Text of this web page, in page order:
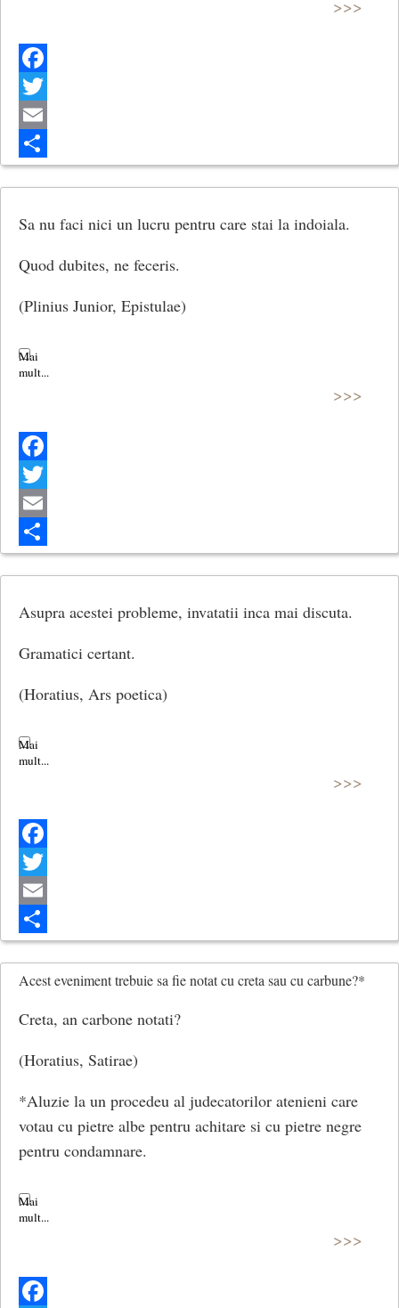
>>>
Facebook
Twitter
Email
Share
Sa nu faci nici un lucru pentru care stai la indoiala.
Quod dubites, ne feceris.
(Plinius Junior, Epistulae)
>>>
Facebook
Twitter
Email
Share
Asupra acestei probleme, invatatii inca mai discuta.
Gramatici certant.
(Horatius, Ars poetica)
>>>
Facebook
Twitter
Email
Share
Acest eveniment trebuie sa fie notat cu creta sau cu carbune?*
Creta, an carbone notati?
(Horatius, Satirae)
*Aluzie la un procedeu al judecatorilor atenieni care
votau cu pietre albe pentru achitare si cu pietre negre
pentru condamnare.
>>>